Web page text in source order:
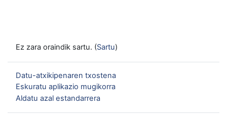
Ez zara oraindik sartu. (Sartu)
Datu-atxikipenaren txostena
Eskuratu aplikazio mugikorra
Aldatu azal estandarrera